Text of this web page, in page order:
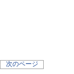
次のページ